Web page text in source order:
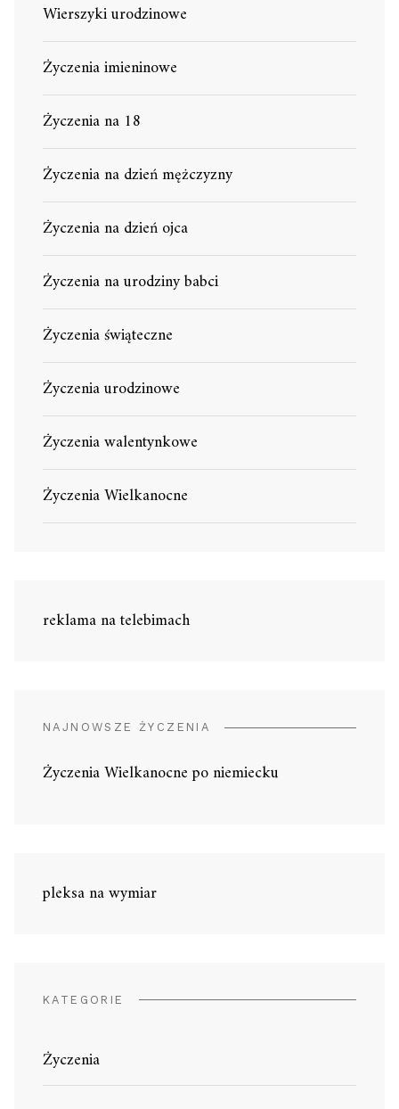
Wierszyki urodzinowe
Życzenia imieninowe
Życzenia na 18
Życzenia na dzień mężczyzny
Życzenia na dzień ojca
Życzenia na urodziny babci
Życzenia świąteczne
Życzenia urodzinowe
Życzenia walentynkowe
Życzenia Wielkanocne
reklama na telebimach
NAJNOWSZE ŻYCZENIA
Życzenia Wielkanocne po niemiecku
pleksa na wymiar
KATEGORIE
Życzenia